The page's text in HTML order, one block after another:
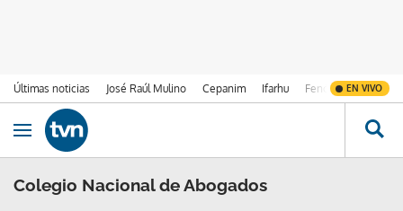
Últimas noticias José Raúl Mulino Cepanim Ifarhu Fenómeno de El
EN VIVO
Ir al contenido
Obrir navegació
Colegio Nacional de Abogados